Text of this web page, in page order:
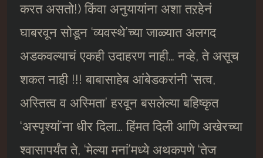
करत असतो!) किंवा अनुयायांना अशा तऱहेनं
घाबरवून सोडून ‘व्यवस्थे’च्या जाळ्यात अलगद
अडकवल्याचं एकही उदाहरण नाही… नव्हे, ते असूच
शकत नाही !!! बाबासाहेब आंबेडकरांनी ‘सत्व,
अस्तित्व व अस्मिता’ हरवून बसलेल्या बहिष्कृत
‘अस्पृश्यां’ना धीर दिला… हिंमत दिली आणि अखेरच्या
श्वासापर्यंत ते, ‘मेल्या मनां’मध्ये अथकपणे ‘तेज